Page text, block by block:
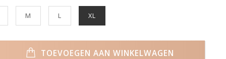
M L XL
TOEVOEGEN AAN WINKELWAGEN